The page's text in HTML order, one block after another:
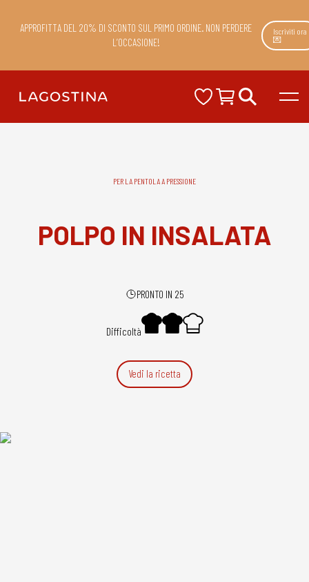
APPROFITTA DEL 20% DI SCONTO SUL PRIMO ORDINE. NON PERDERE
L’OCCASIONE!
Iscriviti ora
💌
PER LA PENTOLA A PRESSIONE
POLPO IN INSALATA
PRONTO IN 25
Difficoltà
Vedi la ricetta